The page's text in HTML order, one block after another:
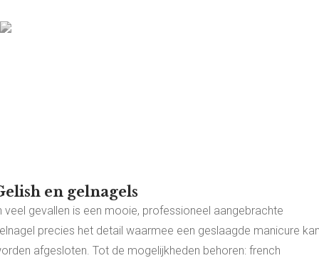
en gelnagels
veel gevallen is een mooie, professioneel aangebrachte
precies het detail waarmee een geslaagde manicure
afgesloten. Tot de mogelijkheden behoren: french